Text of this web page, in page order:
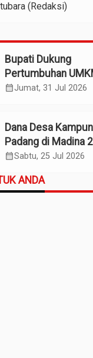
(Redaksi)
Bupati Dukung
Pertumbuhan
Termasuk
calendar_monthJumat, 31 Jul 2026
Dana Desa
Padang di Madina
Pagu Rp965 Juta,
Juta
calendar_monthSabtu, 25 Jul 2026
ANDA